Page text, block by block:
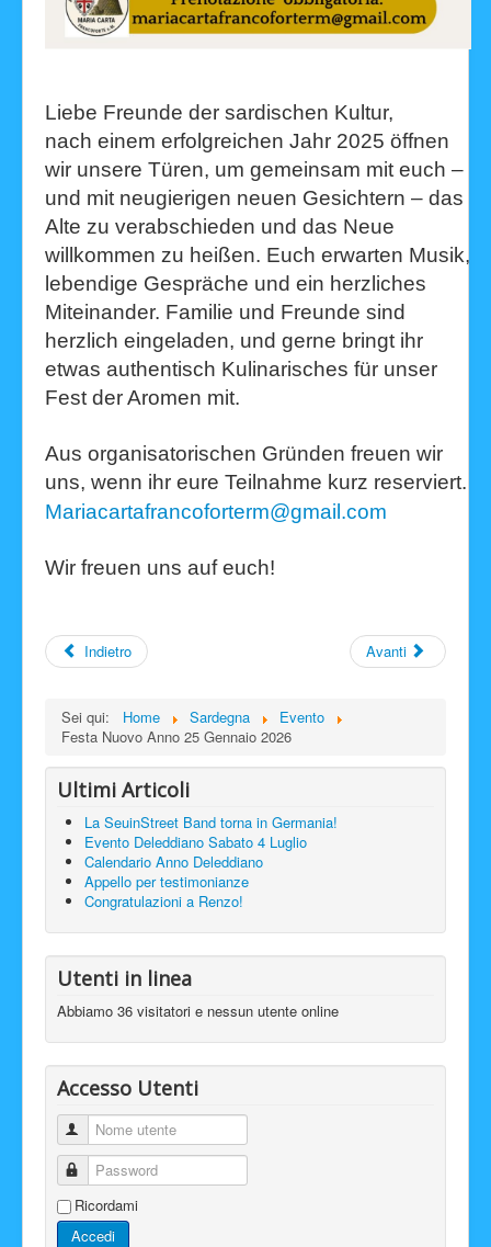
Liebe Freunde der sardischen Kultur,
nach einem erfolgreichen Jahr 2025 öffnen
wir unsere Türen, um gemeinsam mit euch –
und mit neugierigen neuen Gesichtern – das
Alte zu verabschieden und das Neue
willkommen zu heißen. Euch erwarten Musik,
lebendige Gespräche und ein herzliches
Miteinander. Familie und Freunde sind
herzlich eingeladen, und gerne bringt ihr
etwas authentisch Kulinarisches für unser
Fest der Aromen mit.
Aus organisatorischen Gründen freuen wir
uns, wenn ihr eure Teilnahme kurz reserviert.
Mariacartafrancoforterm@gmail.com
Wir freuen uns auf euch!
Indietro Avanti
Sei qui: Home Sardegna
Evento
Festa Nuovo Anno 25 Gennaio 2026
Ultimi Articoli
La SeuinStreet Band torna in Germania!
Evento Deleddiano Sabato 4 Luglio
Calendario Anno Deleddiano
Appello per testimonianze
Congratulazioni a Renzo!
Utenti in linea
Abbiamo 36 visitatori e nessun utente online
Accesso Utenti
Nome utente
Password
Ricordami
Accedi